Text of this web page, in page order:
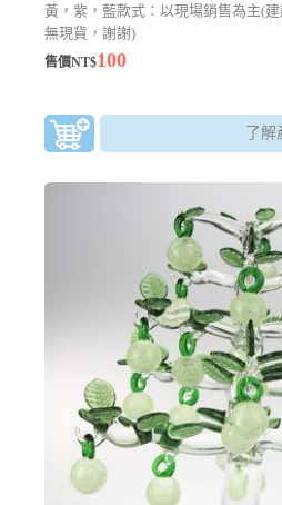
黃，紫，藍款式：以現場銷售為主(
無現貨，謝謝)
售價NT$100
了